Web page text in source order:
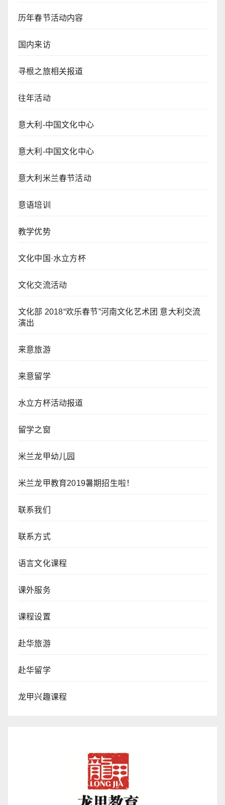
历年春节活动内容
国内来访
寻根之旅相关报道
往年活动
意大利-中国文化中心
意大利-中国文化中心
意大利米兰春节活动
意语培训
教学优势
文化中国·水立方杯
文化交流活动
文化部 2018“欢乐春节”河南文化艺术团 意大利交流
演出
来意旅游
来意留学
水立方杯活动报道
留学之窗
米兰龙甲幼儿园
米兰龙甲教育2019暑期招生啦！
联系我们
联系方式
语言文化课程
课外服务
课程设置
赴华旅游
赴华留学
龙甲兴趣课程